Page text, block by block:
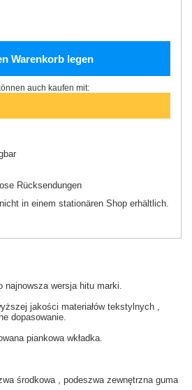
Warenkorb legen
auch kaufen mit:
Rücksendungen
in einem stationären Shop erhältlich.
najnowsza wersja hitu marki.
jakości materiałów tekstylnych ,
dopasowanie.
piankowa wkładka.
środkowa , podeszwa zewnętrzna guma